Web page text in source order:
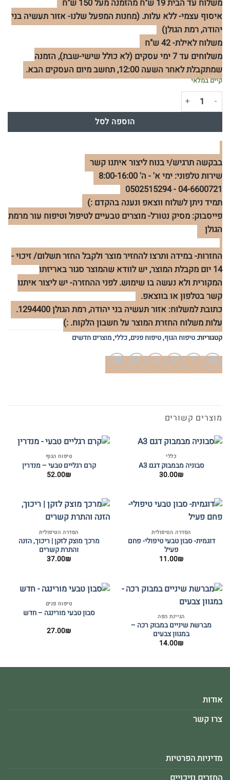
משלוח עד הבית 19 ש"ח מהזמנה מעל 150 ש"ח
איסוף עצמי- ללא עלות. (מחנות המפעל שלנו- אזור תעשיה בני
יהודה, רמת הגולן)
משלוח לאילת- 42 ש"ח
משלוחים עד 7 ימי עסקים (לא כולל שישי-שבת), הזמנה
שמתקבלת לאחר השעה 12:00, תחשב מיום העסקים הבא.
קיים במלאי
כמות של קרם צוואר- מזין, משקם, ממצק על בסיס יין
הוספה לסל
בבקשה תרגיש/י בנוח ליצור איתנו קשר
שירות טלפוני: ימי א' - ה' 8:00-16:00
04-6600721 - 0502515294
תמיד ניתן לשלוח ווצאפ ונענה בהקדם :)
פייסבוק: מסיק נטורל- מוצרים טבעיים לטיפול וטיפוח עור מרמת
הגולן
החזרות- במידה ותרצו להחזיר מוצר ולקבל החזר תשלום/ זיכוי -
14 יום מקבלת המוצר, יש לוודא שהמוצר סגור באריזתו
המקורית ולא נעשה בו שימוש. לפני ההחזרה- יש ליצור איתנו
קשר בטלפון או בווצאפ.
כתובת למשלוח: אזור תעשיה בני יהודה, רמת הגולן 1294400.
עלות משלוח החזרת המוצר על חשבון הלקוח. :)
קטגוריות: טיפוח הגוף,טיפוח פנים,כללי,מוצרים חדשים
מוצרים קשורים
כללי
סבוניה מבמבוק דגם A3
30.00₪
טיפוח הגוף
קרם רגליים טבעי – מנדרין
52.00₪
הסדרה הטיפולית
דוגמית- סבון טבעי טיפולי- פחם
פעיל
11.00₪
הסדרה הטיפולית
מרכך מוצק לזקן | ריכוך, הזנה
והתרת קשרים
37.00₪
הגיינת הפה
מברשת שיניים במבוק רכה –
במגוון צבעים
14.00₪
טיפוח פנים
סבון טבעי מורינגה – חדש
27.00₪
אודות
צרו קשר
מדיניות הפרטיות